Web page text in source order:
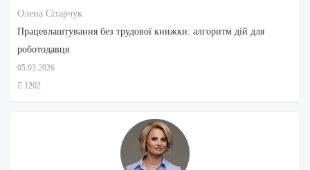
Олена Сітарчук
Працевлаштування без трудової книжки: алгоритм дій для
роботодавця
05.03.2026
1202